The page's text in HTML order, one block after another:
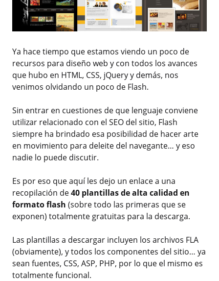
Ya hace tiempo que estamos viendo un poco de
recursos para diseño web y con todos los avances
que hubo en HTML, CSS, jQuery y demás, nos
venimos olvidando un poco de Flash.
Sin entrar en cuestiones de que lenguaje conviene
utilizar relacionado con el SEO del sitio, Flash
siempre ha brindado esa posibilidad de hacer arte
en movimiento para deleite del navegante… y eso
nadie lo puede discutir.
Es por eso que aquí les dejo un enlace a una
recopilación de40 plantillas de alta calidad en
formato flash (sobre todo las primeras que se
exponen) totalmente gratuitas para la descarga.
Las plantillas a descargar incluyen los archivos FLA
(obviamente), y todos los componentes del sitio… ya
sean fuentes, CSS, ASP, PHP, por lo que el mismo es
totalmente funcional.